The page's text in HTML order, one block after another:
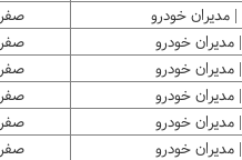
صفر
صفر
صفر
صفر
صفر
صفر